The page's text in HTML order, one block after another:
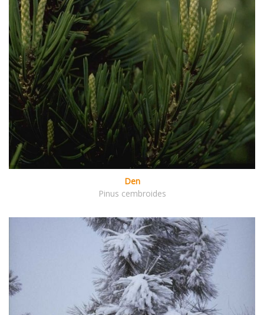
Den
Pinus cembroides